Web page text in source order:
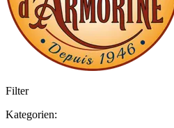
Filter
Kategorien: